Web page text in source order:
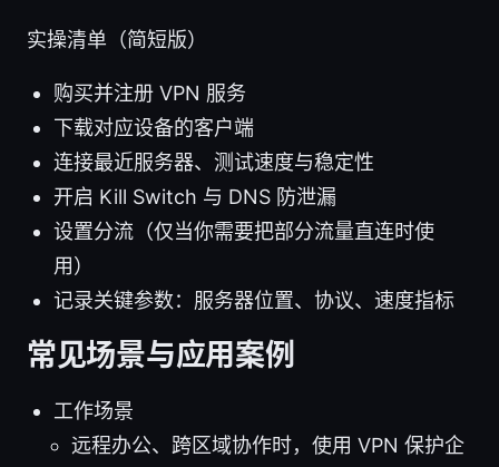
实操清单（简短版）
购买并注册 VPN 服务
下载对应设备的客户端
连接最近服务器、测试速度与稳定性
开启 Kill Switch 与 DNS 防泄漏
设置分流（仅当你需要把部分流量直连时使
用）
记录关键参数：服务器位置、协议、速度指标
常见场景与应用案例
工作场景
远程办公、跨区域协作时，使用 VPN 保护企